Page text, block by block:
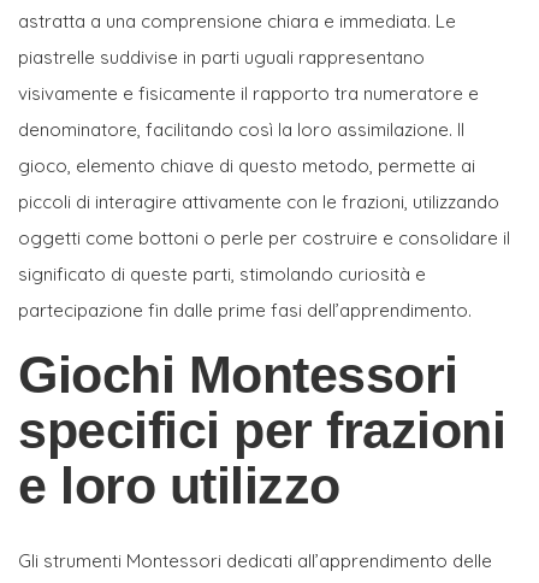
astratta a una comprensione chiara e immediata. Le
piastrelle suddivise in parti uguali rappresentano
visivamente e fisicamente il rapporto tra numeratore e
denominatore, facilitando così la loro assimilazione. Il
gioco, elemento chiave di questo metodo, permette ai
piccoli di interagire attivamente con le frazioni, utilizzando
oggetti come bottoni o perle per costruire e consolidare il
significato di queste parti, stimolando curiosità e
partecipazione fin dalle prime fasi dell’apprendimento.
Giochi Montessori
specifici per frazioni
e loro utilizzo
Gli strumenti Montessori dedicati all’apprendimento delle